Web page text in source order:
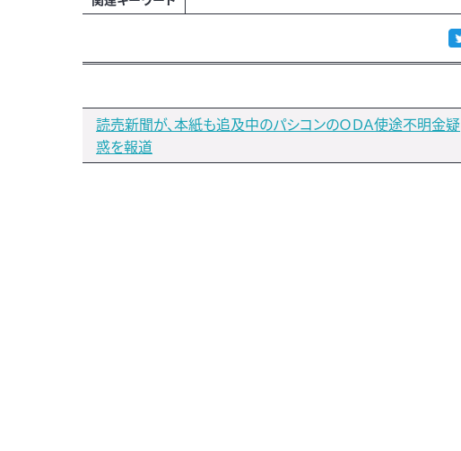
読売新聞が、本紙も追及中のパシコンのＯＤＡ使途不明金疑
惑を報道